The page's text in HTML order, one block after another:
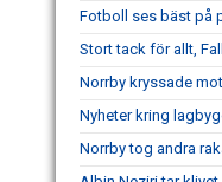
Fotboll ses bäst på
Stort tack för allt,
Norrby kryssade
Nyheter kring
Norrby tog andra